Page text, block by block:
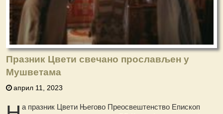
Празник Цвети свечано прослављен у
Мушветама
април 11, 2023
а празник Цвети Његово Преосвештенство Епископ